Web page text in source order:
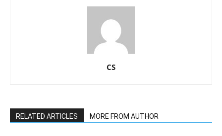
CS
RELATED ARTICLES MORE FROM AUTHOR